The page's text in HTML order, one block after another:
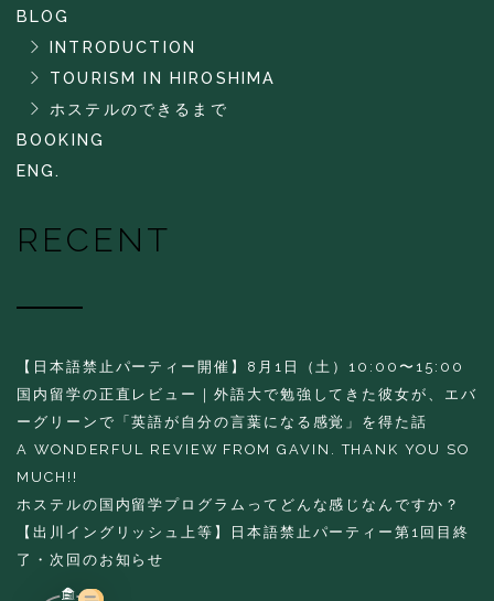
BLOG
INTRODUCTION
TOURISM IN HIROSHIMA
ホステルのできるまで
BOOKING
ENG.
RECENT
【日本語禁止パーティー開催】8月1日（土）10:00〜15:00
国内留学の正直レビュー｜外語大で勉強してきた彼女が、エバ
ーグリーンで「英語が自分の言葉になる感覚」を得た話
A WONDERFUL REVIEW FROM GAVIN. THANK YOU SO
MUCH!!
ホステルの国内留学プログラムってどんな感じなんですか？
【出川イングリッシュ上等】日本語禁止パーティー第1回目終
了・次回のお知らせ